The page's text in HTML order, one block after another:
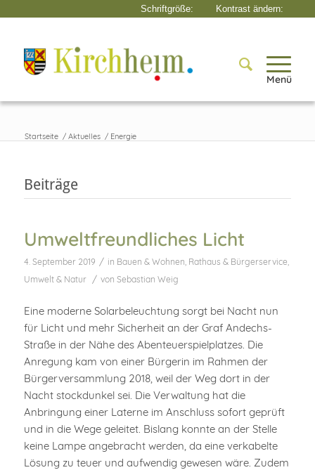
Menü
Startseite / Aktuelles / Energie
Beiträge
Umweltfreundliches Licht
4. September 2019 / in Bauen & Wohnen, Rathaus & Bürgerservice,
Umwelt & Natur
/ von Sebastian Weig
Eine moderne Solarbeleuchtung sorgt bei Nacht nun
für Licht und mehr Sicherheit an der Graf Andechs-
Straße in der Nähe des Abenteuerspielplatzes. Die
Anregung kam von einer Bürgerin im Rahmen der
Bürgerversammlung 2018, weil der Weg dort in der
Nacht stockdunkel sei. Die Verwaltung hat die
Anbringung einer Laterne im Anschluss sofort geprüft
und in die Wege geleitet. Bislang konnte an der Stelle
keine Lampe angebracht werden, da eine verkabelte
Lösung zu teuer und aufwendig gewesen wäre. Zudem